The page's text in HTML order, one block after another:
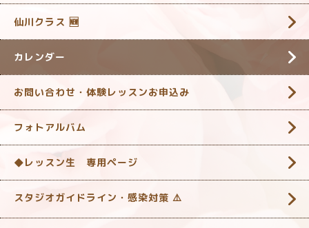
仙川クラス 🆕
カレンダー
お問い合わせ・体験レッスンお申込み
フォトアルバム
◆レッスン生 専用ページ
スタジオガイドライン・感染対策 ‎⚠️